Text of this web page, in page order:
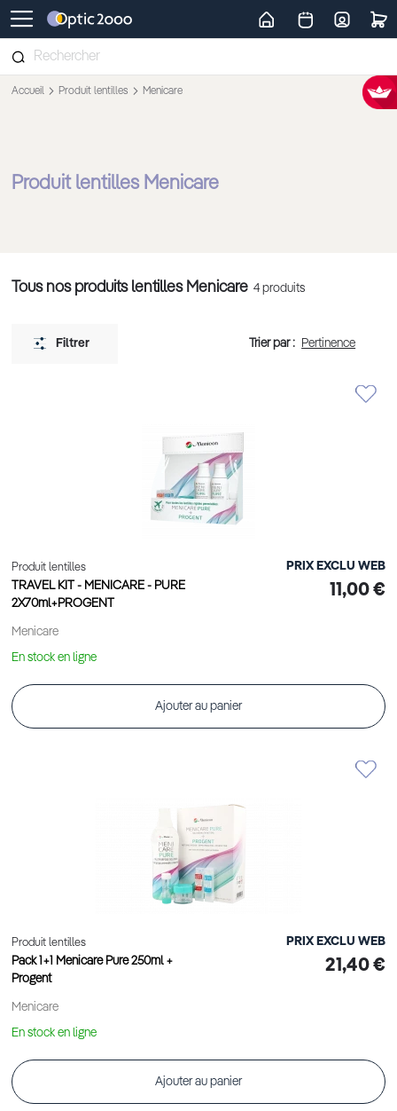
Retour vers la page d'accueil
Accueil Produit lentilles Menicare
Produit lentilles Menicare
Tous nos produits lentilles Menicare 4produits
Produit lentilles
TRAVEL KIT - MENICARE - PURE
2X70ml+PROGENT
Menicare
PRIX EXCLU WEB
11,00 €
En stock en ligne
Ajouter au panier
Produit lentilles
Pack 1+1 Menicare Pure 250ml +
Progent
Menicare
PRIX EXCLU WEB
21,40 €
En stock en ligne
Ajouter au panier
Filtrer Trier par :